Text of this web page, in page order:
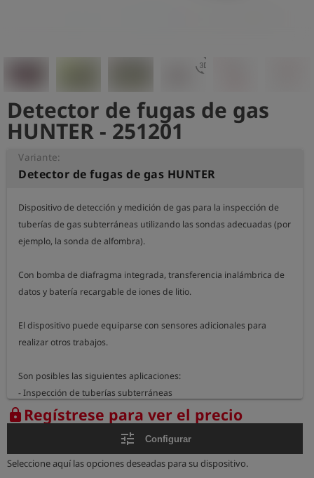
3d_rotation
Detector de fugas de gas
HUNTER - 251201
Variante:
Detector de fugas de gas HUNTER
Dispositivo de detección y medición de gas para la inspección de
tuberías de gas subterráneas utilizando las sondas adecuadas (por
ejemplo, la sonda de alfombra).
Con bomba de diafragma integrada, transferencia inalámbrica de
datos y batería recargable de iones de litio.
El dispositivo puede equiparse con sensores adicionales para
realizar otros trabajos.
Son posibles las siguientes aplicaciones:
- Inspección de tuberías subterráneas
- Inspección de tuberías accesibles en edificios
- Inspección de tuberías accesibles en plantas industriales, etc.
- Inspección del suelo para localización (opcional)
- Purga de tuberías de gas (opcional, sólo en combinación con la
lockRegístrese para ver el precio
tune Configurar
Seleccione aquí las opciones deseadas para su dispositivo.